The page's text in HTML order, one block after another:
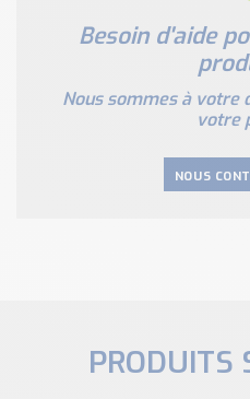
Besoin d'aide
Nous sommes à votre
votre
NOUS
PRODUITS